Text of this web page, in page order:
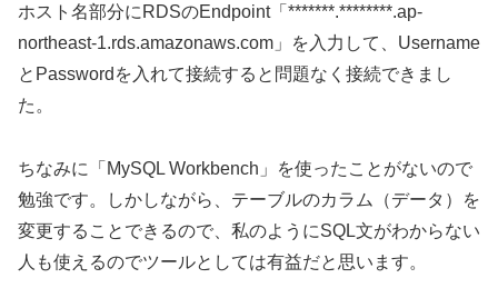
ホスト名部分にRDSのEndpoint「*******.********.ap-
northeast-1.rds.amazonaws.com」を入力して、Username
とPasswordを入れて接続すると問題なく接続できまし
た。
ちなみに「MySQL Workbench」を使ったことがないので
勉強です。しかしながら、テーブルのカラム（データ）を
変更することできるので、私のようにSQL文がわからない
人も使えるのでツールとしては有益だと思います。